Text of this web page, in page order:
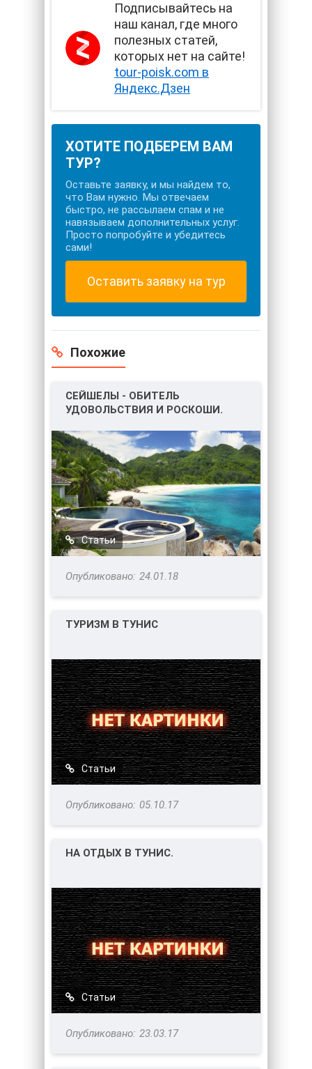
Подписывайтесь на
наш канал, где много
полезных статей,
которых нет на сайте!
tour-poisk.com в
Яндекс.Дзен
ХОТИТЕ ПОДБЕРЕМ ВАМ
ТУР?
Оставьте заявку, и мы найдем то,
что Вам нужно. Мы отвечаем
быстро, не рассылаем спам и не
навязываем дополнительных услуг.
Просто попробуйте и убедитесь
сами!
Оставить заявку на тур
Похожие
СЕЙШЕЛЫ - ОБИТЕЛЬ
УДОВОЛЬСТВИЯ И РОСКОШИ.
Статьи
24.01.18
ТУРИЗМ В ТУНИС
Статьи
05.10.17
НА ОТДЫХ В ТУНИС.
Статьи
23.03.17